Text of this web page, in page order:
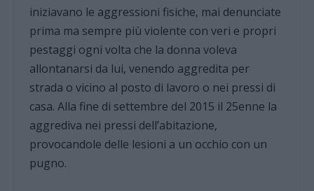
iniziavano le aggressioni fisiche, mai denunciate
prima ma sempre più violente con veri e propri
pestaggi ogni volta che la donna voleva
allontanarsi da lui, venendo aggredita per
strada o vicino al posto di lavoro o nei pressi di
casa. Alla fine di settembre del 2015 il 25enne la
aggrediva nei pressi dell’abitazione,
provocandole delle lesioni a un occhio con un
pugno.